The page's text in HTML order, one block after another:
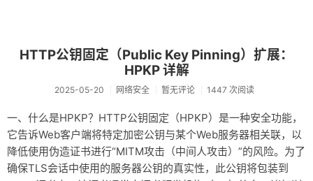
HTTP公钥固定（Public Key Pinning）扩展：
HPKP 详解
2025-05-20 网络安全 暂无评论 1447 次阅读
一、什么是HPKP？HTTP公钥固定（HPKP）是一种安全功能，
它告诉Web客户端将特定加密公钥与某个Web服务器相关联，以
降低使用伪造证书进行“MITM攻击（中间人攻击）”的风险。为了
确保TLS会话中使用的服务器公钥的真实性，此公钥将包装到